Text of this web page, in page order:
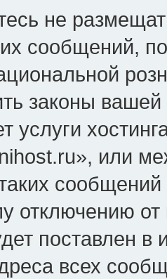
не
сообщений,
законы
услуги
или
отключению
поставлен в
всех